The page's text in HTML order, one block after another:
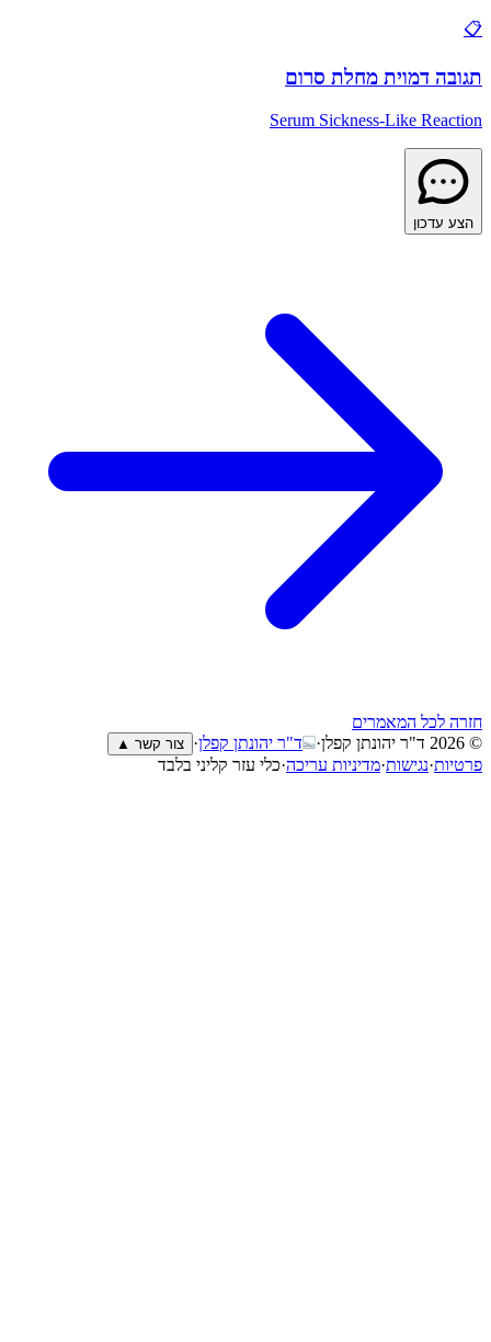
דמוית מחלת סרום
Serum Sickness-Like
לכל המאמרים
ד"ר יהונתן קפלן· ד"ר יהונתן קפלן· צור קשר ▲
·נגישות·מדיניות עריכה ·כלי עזר קליני בלבד